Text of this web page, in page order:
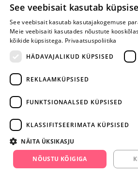
facebook.com/yesyes.ee
Instagram/yesyes.ee
See veebisait kasutab
See veebisait kasutab kasutajakogemuse
Meie veebisaiti kasutades nõustute
kõikide küpsistega. Privaatsuspoliitika
HÄDAVAJALIKUD KÜPSISED
REKLAAMKÜPSISED
FUNKTSIONAALSED KÜPSISED
KLASSIFITSEERIMATA KÜPSISED
NÄITA ÜKSIKASJU
NÕUSTU KÕIGIGA